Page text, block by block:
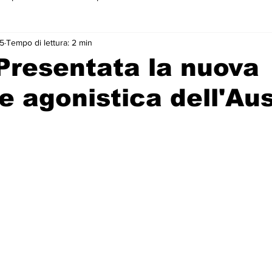
piano
la nuova
agonistica
Tempo di lettura: 2 min